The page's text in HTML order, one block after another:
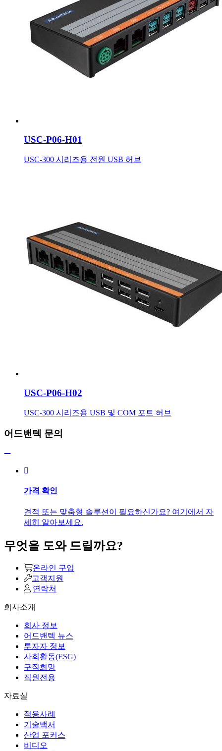
USC-P06-H01
USC-300 시리즈용 전원 USB 허브
USC-P06-H02
USC-300 시리즈용 USB 및 COM 포트 허브
어드밴텍 문의
가격 확인
견적 또는 맞춤형 솔루션이 필요하신가요? 여기에서 자
세히 알아보세요.
무엇을 도와 드릴까요?
온라인 구입
고객지원
연락처
회사소개
회사 정보
어드밴텍 뉴스
투자자 정보
사회활동(ESG)
구직희망
직원전용
자료실
적용사례
기술백서
산업 포커스
비디오